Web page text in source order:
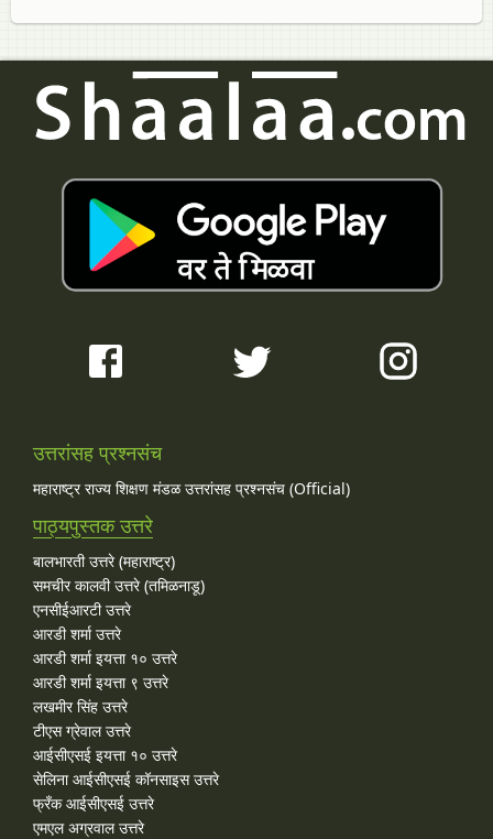
उत्तरांसह प्रश्नसंच
महाराष्ट्र राज्य शिक्षण मंडळ उत्तरांसह प्रश्नसंच (Official)
पाठ्यपुस्तक उत्तरे
बालभारती उत्तरे (महाराष्ट्र)
समचीर कालवी उत्तरे (तमिळनाडू)
एनसीईआरटी उत्तरे
आरडी शर्मा उत्तरे
आरडी शर्मा इयत्ता १० उत्तरे
आरडी शर्मा इयत्ता ९ उत्तरे
लखमीर सिंह उत्तरे
टीएस ग्रेवाल उत्तरे
आईसीएसई इयत्ता १० उत्तरे
सेलिना आईसीएसई कॉनसाइस उत्तरे
फ्रँक आईसीएसई उत्तरे
एमएल अग्रवाल उत्तरे